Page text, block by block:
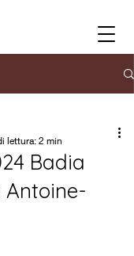
Badia
Antoine-
lettura: 2 min